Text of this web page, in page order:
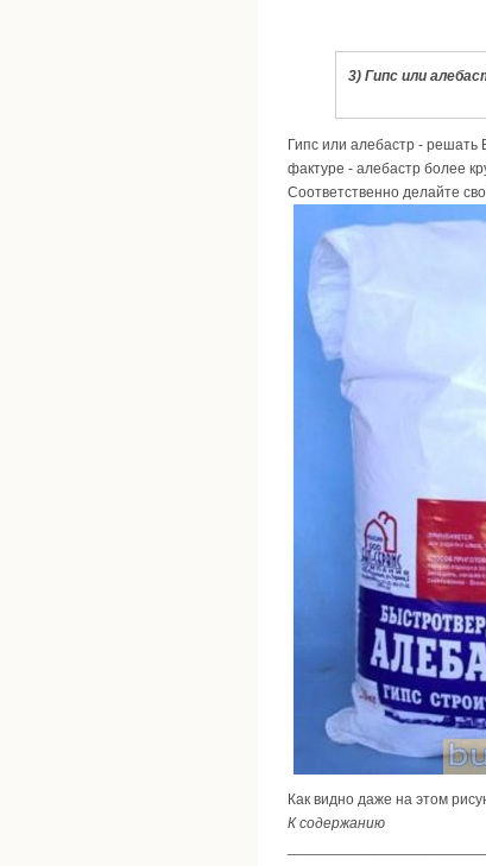
3) Гипс или
Гипс или алебастр - решать
фактуре - алебастр более
Соответственно делайте
Как видно даже на этом
К содержанию